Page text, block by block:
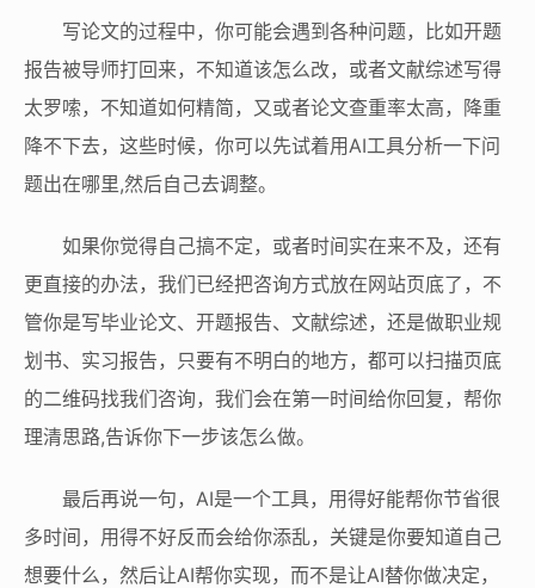
写论文的过程中，你可能会遇到各种问题，比如开题
报告被导师打回来，不知道该怎么改，或者文献综述写得
太罗嗦，不知道如何精简，又或者论文查重率太高，降重
降不下去，这些时候，你可以先试着用AI工具分析一下问
题出在哪里,然后自己去调整。
如果你觉得自己搞不定，或者时间实在来不及，还有
更直接的办法，我们已经把咨询方式放在网站页底了，不
管你是写毕业论文、开题报告、文献综述，还是做职业规
划书、实习报告，只要有不明白的地方，都可以扫描页底
的二维码找我们咨询，我们会在第一时间给你回复，帮你
理清思路,告诉你下一步该怎么做。
最后再说一句，AI是一个工具，用得好能帮你节省很
多时间，用得不好反而会给你添乱，关键是你要知道自己
想要什么，然后让AI帮你实现，而不是让AI替你做决定，